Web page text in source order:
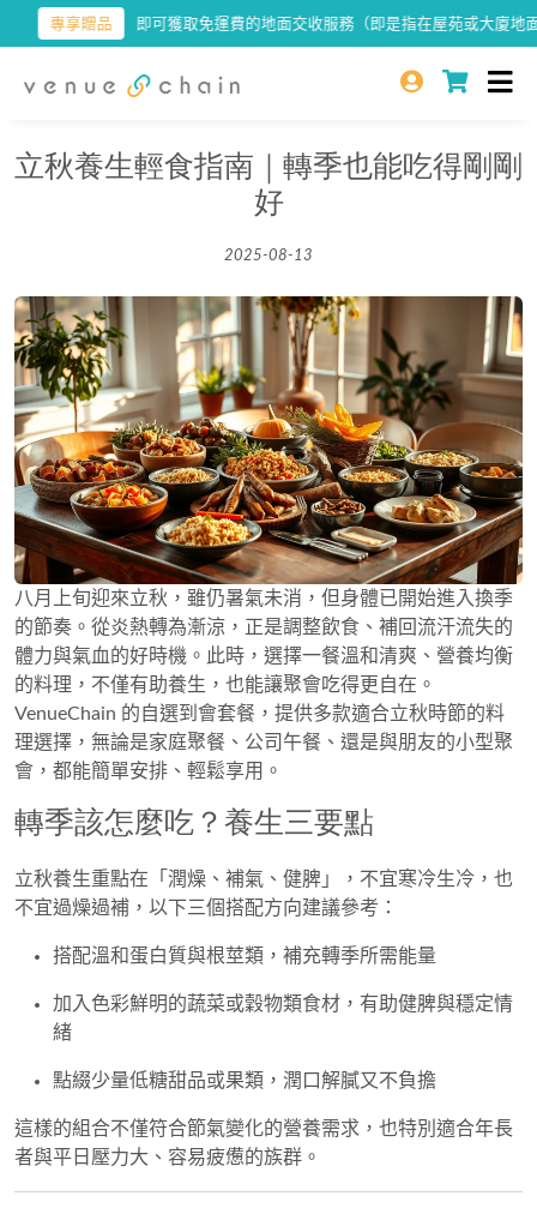
專享贈品 即可獲取免運費的地面交收服務（即是指在屋苑或大廈地面可
立秋養生輕食指南｜轉季也能吃得剛剛
好
2025-08-13
八月上旬迎來立秋，雖仍暑氣未消，但身體已開始進入換季
的節奏。從炎熱轉為漸涼，正是調整飲食、補回流汗流失的
體力與氣血的好時機。此時，選擇一餐溫和清爽、營養均衡
的料理，不僅有助養生，也能讓聚會吃得更自在。
VenueChain 的自選到會套餐，提供多款適合立秋時節的料
理選擇，無論是家庭聚餐、公司午餐、還是與朋友的小型聚
會，都能簡單安排、輕鬆享用。
轉季該怎麼吃？養生三要點
立秋養生重點在「潤燥、補氣、健脾」，不宜寒冷生冷，也
不宜過燥過補，以下三個搭配方向建議參考：
搭配溫和蛋白質與根莖類，補充轉季所需能量
加入色彩鮮明的蔬菜或穀物類食材，有助健脾與穩定情
緒
點綴少量低糖甜品或果類，潤口解膩又不負擔
這樣的組合不僅符合節氣變化的營養需求，也特別適合年長
者與平日壓力大、容易疲憊的族群。